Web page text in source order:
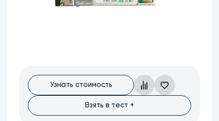
Узнать стоимость
Взять в тест +